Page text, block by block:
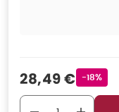
Verkaufspreis
28,49 € -18%